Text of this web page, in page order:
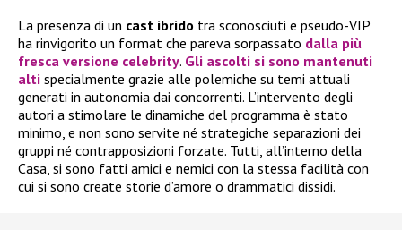
La presenza di un cast ibrido tra sconosciuti e pseudo-VIP
ha rinvigorito un format che pareva sorpassato dalla più
fresca versione celebrity. Gli ascolti si sono mantenuti
alti specialmente grazie alle polemiche su temi attuali
generati in autonomia dai concorrenti. L’intervento degli
autori a stimolare le dinamiche del programma è stato
minimo, e non sono servite né strategiche separazioni dei
gruppi né contrapposizioni forzate. Tutti, all’interno della
Casa, si sono fatti amici e nemici con la stessa facilità con
cui si sono create storie d’amore o drammatici dissidi.